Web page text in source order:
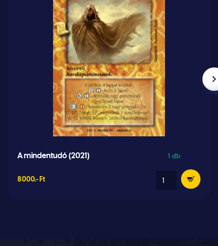
A mindentudó (2021) 1 db
8 000.- Ft